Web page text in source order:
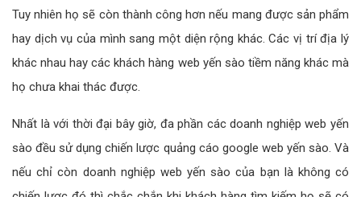
Tuy nhiên họ sẽ còn thành công hơn nếu mang được sản phẩm
hay dịch vụ của mình sang một diện rộng khác. Các vị trí địa lý
khác nhau hay các khách hàng web yến sào tiềm năng khác mà
họ chưa khai thác được.
Nhất là với thời đại bây giờ, đa phần các doanh nghiệp web yến
sào đều sử dụng chiến lược quảng cáo google web yến sào. Và
nếu chỉ còn doanh nghiệp web yến sào của bạn là không có